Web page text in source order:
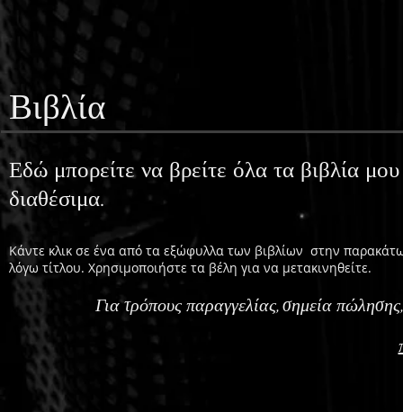
Βιβλία
Εδώ μπορείτε να βρείτε όλα τα βιβλία
διαθέσιμα.
Κάντε κλικ σε ένα από τα εξώφυλλα των βιβλίων στην
λόγω τίτλου. Χρησιμοποιήστε τα βέλη για να μετακινηθείτε.
Για τρόπους παραγγελίας, σημεία